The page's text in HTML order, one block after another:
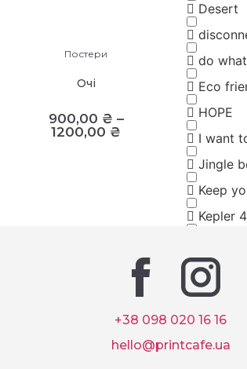
Постери
Очі
900,00 ₴ –
1200,00 ₴
Desert
do
Eco
HOPE
I want
Jingle
Keep
Kepler
loyal
NEW ERA
Palko
+38 098 020 16 16
hello@printcafe.ua